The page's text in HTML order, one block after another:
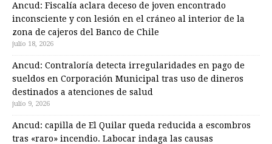
Ancud: Fiscalía aclara deceso de joven encontrado
inconsciente y con lesión en el cráneo al interior de la
zona de cajeros del Banco de Chile
julio 18, 2026
Ancud: Contraloría detecta irregularidades en pago de
sueldos en Corporación Municipal tras uso de dineros
destinados a atenciones de salud
julio 9, 2026
Ancud: capilla de El Quilar queda reducida a escombros
tras «raro» incendio. Labocar indaga las causas